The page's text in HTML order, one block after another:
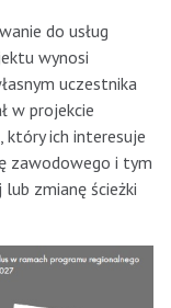
do usług
wynosi
uczestnika
w projekcie
który ich interesuje
zawodowego i tym
zmianę ścieżki